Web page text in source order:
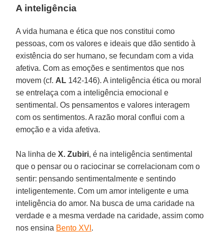
A inteligência
A vida humana e ética que nos constitui como
pessoas, com os valores e ideais que dão sentido à
existência do ser humano, se fecundam com a vida
afetiva. Com as emoções e sentimentos que nos
movem (cf. AL 142-146). A inteligência ética ou moral
se entrelaça com a inteligência emocional e
sentimental. Os pensamentos e valores interagem
com os sentimentos. A razão moral conflui com a
emoção e a vida afetiva.
Na linha de X. Zubiri, é na inteligência sentimental
que o pensar ou o raciocinar se correlacionam com o
sentir: pensando sentimentalmente e sentindo
inteligentemente. Com um amor inteligente e uma
inteligência do amor. Na busca de uma caridade na
verdade e a mesma verdade na caridade, assim como
nos ensina Bento XVI .